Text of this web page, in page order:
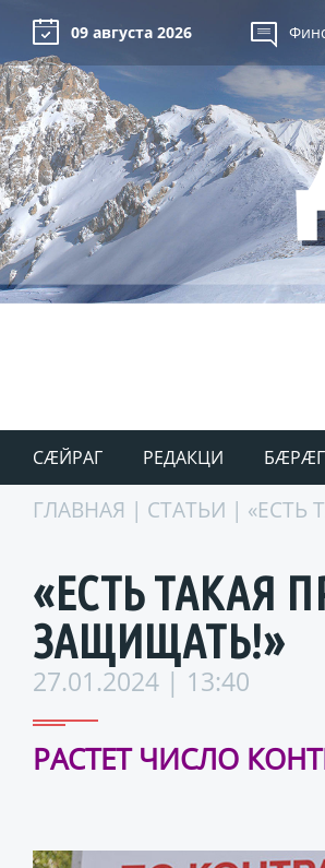
09 августа 2026
СÆЙРАГ РЕДАКЦИ
ГЛАВНАЯ | СТАТЬИ | «ЕСТЬ
«ЕСТЬ ТАКАЯ
ЗАЩИЩАТЬ!»
27.01.2024 | 13:40
РАСТЕТ ЧИСЛО